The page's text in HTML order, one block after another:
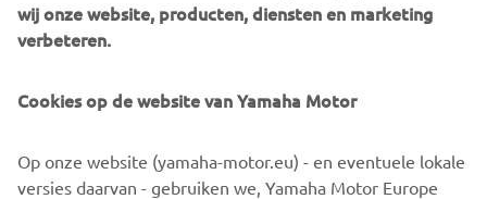
wij onze website, producten, diensten en marketing
verbeteren.
Cookies op de website van Yamaha Motor
Op onze website (yamaha-motor.eu) - en eventuele lokale
versies daarvan - gebruiken we, Yamaha Motor Europe